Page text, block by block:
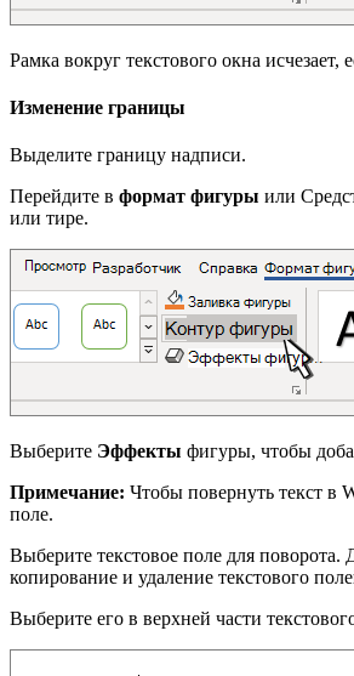
Рамка вокруг текстового окна
Изменение границы
Выделите границу надписи.
Перейдите в формат фигуры или
или тире.
Выберите Эффекты фигуры, чтобы
Примечание: Чтобы повернуть текст в
поле.
Выберите текстовое поле для
копирование и удаление текстового
Выберите его в верхней части